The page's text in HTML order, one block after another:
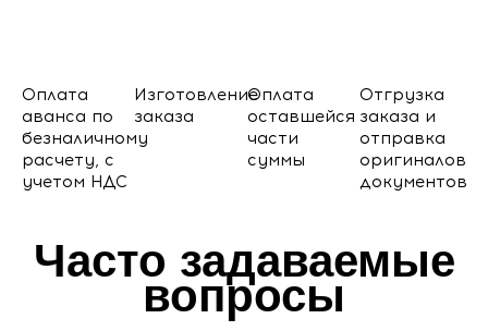
Оплата
аванса по
безналичному
расчету, с
учетом НДС
Изготовление
заказа
Оплата
оставшейся
части
суммы
Отгрузка
заказа и
отправка
оригиналов
документов
Часто задаваемые
вопросы